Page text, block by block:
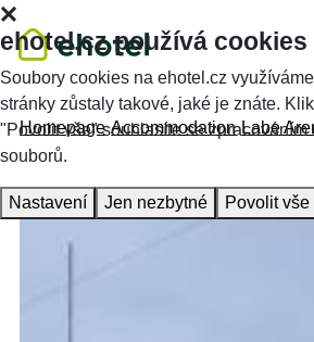
Homepage Accommodation Labe
ehotel.cz používá cookies
Soubory cookies na ehotel.cz
stránky zůstaly takové, jaké je znáte.
"Povolit vše" souhlasíte se zpracováním
souborů.
Nastavení Jen nezbytné Povolit vše